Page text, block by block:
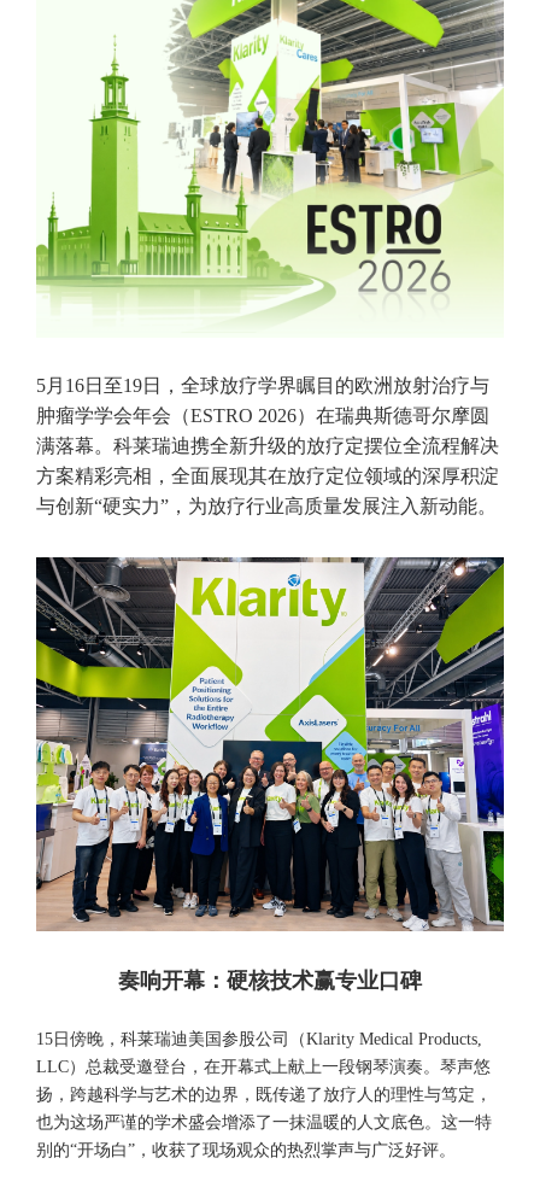
5月16日至19日，全球放疗学界瞩目的欧洲放射治疗与
肿瘤学学会年会（ESTRO 2026）在瑞典斯德哥尔摩圆
满落幕。科莱瑞迪携全新升级的放疗定摆位全流程解决
方案精彩亮相，全面展现其在放疗定位领域的深厚积淀
与创新“硬实力”，为放疗行业高质量发展注入新动能。
奏响开幕：硬核技术赢专业口碑
15日傍晚，科莱瑞迪美国参股公司（Klarity Medical Products,
LLC）总裁受邀登台，在开幕式上献上一段钢琴演奏。琴声悠
扬，跨越科学与艺术的边界，既传递了放疗人的理性与笃定，
也为这场严谨的学术盛会增添了一抹温暖的人文底色。这一特
别的“开场白”，收获了现场观众的热烈掌声与广泛好评。